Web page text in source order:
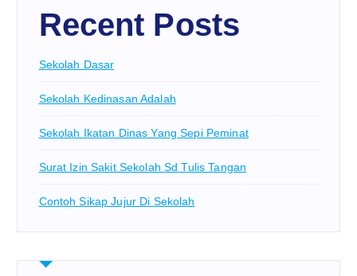
Recent Posts
Sekolah Dasar
Sekolah Kedinasan Adalah
Sekolah Ikatan Dinas Yang Sepi Peminat
Surat Izin Sakit Sekolah Sd Tulis Tangan
Contoh Sikap Jujur Di Sekolah